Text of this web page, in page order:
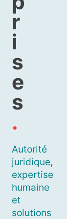
r
i
s
e
s
.
Autorité
juridique,
expertise
humaine
et
solutions